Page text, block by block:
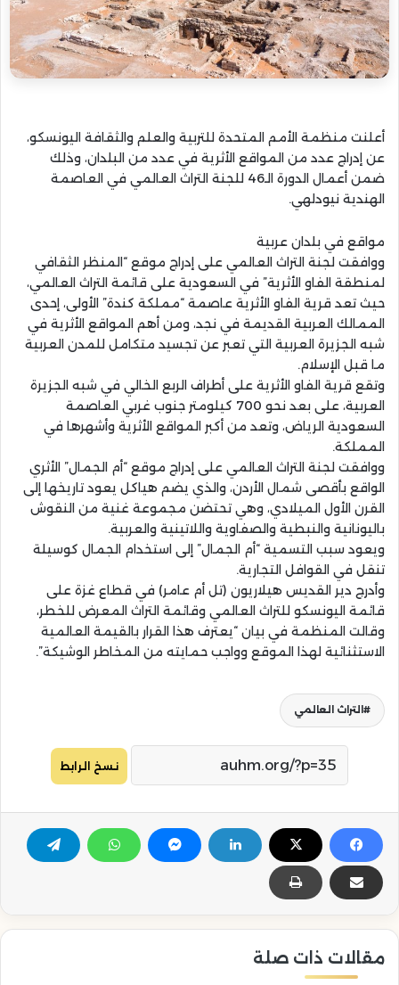
أعلنت منظمة الأمم المتحدة للتربية والعلم والثقافة اليونسكو،
عن إدراج عدد من المواقع الأثرية في عدد من البلدان، وذلك
ضمن أعمال الدورة الـ46 للجنة التراث العالمي في العاصمة
الهندية نيودلهي.
مواقع في بلدان عربية
ووافقت لجنة التراث العالمي على إدراج موقع “المنظر الثقافي
لمنطقة الفاو الأثرية” في السعودية على قائمة التراث العالمي،
حيث تعد قرية الفاو الأثرية عاصمة “مملكة كندة” الأولى، إحدى
الممالك العربية القديمة في نجد، ومن أهم المواقع الأثرية في
شبه الجزيرة العربية التي تعبر عن تجسيد متكامل للمدن العربية
ما قبل الإسلام.
وتقع قرية الفاو الأثرية على أطراف الربع الخالي في شبه الجزيرة
العربية، على بعد نحو 700 كيلومتر جنوب غربي العاصمة
السعودية الرياض، وتعد من أكبر المواقع الأثرية وأشهرها في
المملكة.
ووافقت لجنة التراث العالمي على إدراج موقع “أم الجمال” الأثري
الواقع بأقصى شمال الأردن، والذي يضم هياكل يعود تاريخها إلى
القرن الأول الميلادي، وهي تحتضن مجموعة غنية من النقوش
باليونانية والنبطية والصفاوية واللاتينية والعربية.
ويعود سبب التسمية “أم الجمال” إلى استخدام الجمال كوسيلة
تنقل في القوافل التجارية.
وأدرج دير القديس هيلاريون (تل أم عامر) في قطاع غزة على
قائمة اليونسكو للتراث العالمي وقائمة التراث المعرض للخطر،
وقالت المنظمة في بيان “يعترف هذا القرار بالقيمة العالمية
الاستثنائية لهذا الموقع وواجب حمايته من المخاطر الوشيكة”.
التراث العالمي
نسخ الرابط
مقالات ذات صلة